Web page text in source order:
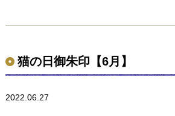
猫の日御朱印【6月】
2022.06.27